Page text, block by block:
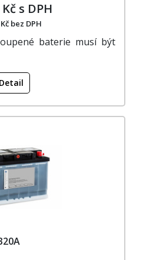
s DPH
bez DPH
baterie musí být
Detail